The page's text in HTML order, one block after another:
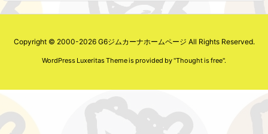
Copyright © 2000-2026 G6ジムカーナホームページ All Rights Reserved.
WordPress Luxeritas Theme is provided by "Thought is free".